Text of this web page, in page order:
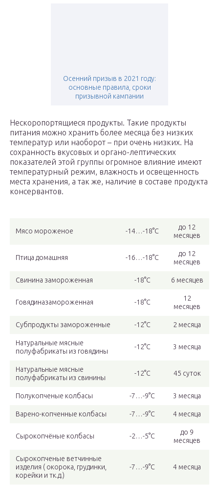
Осенний призыв в 2021 году:
основные правила, сроки
призывной кампании
Нескоропортящиеся продукты. Такие продукты
питания можно хранить более месяца без низких
температур или наоборот – при очень низких. На
сохранность вкусовых и органо-лептических
показателей этой группы огромное влияние имеют
температурный режим, влажность и освещенность
места хранения, а так же, наличие в составе продукта
консервантов.
Мясо мороженое -14…-18°С
до 12
месяцев
Птица домашняя -16…-18°С
до 12
месяцев
Свинина замороженная -18°С 6 месяцев
Говядиназамороженная -18°С
12
месяцев
Субпродукты замороженные -12°С 2 месяца
Натуральные мясные
полуфабрикаты из говядины
-12°С 3 месяца
Натуральные мясные
полуфабрикаты из свинины
-12°С 45 суток
Полукопченые колбасы -7…-9°С 3 месяца
Варено-копченные колбасы -7…-9°С 4 месяца
Сырокопчёные колбасы -2…-5°С
до 9
месяцев
Сырокопченые ветчинные
изделия ( окорока, грудинки,
корейки и тк.д.)
-7…-9°С 4 месяца